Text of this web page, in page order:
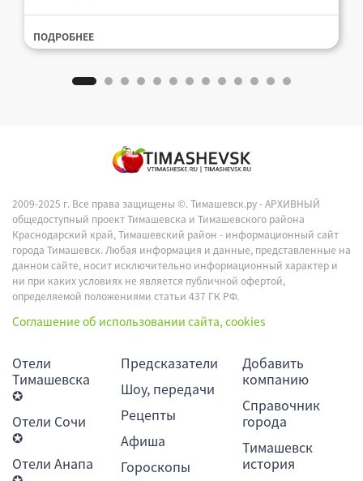
ПОДРОБНЕЕ
2009-2025 г. Все права защищены ©.Тимашевск.ру - АРХИВНЫЙ
общедоступный проект Тимашевска и Тимашевского района
Краснодарский край, Тимашевский район - информационный сайт
города Тимашевск. Любая информация и данные, представленные на
данном сайте, носит исключительно информационный характер и
ни при каких условиях не является публичной офертой,
определяемой положениями статьи 437 ГК РФ.
Соглашение об использовании сайта, cookies
Отели
Тимашевска
✪
Отели Сочи
✪
Отели Анапа
Предсказатели
Шоу, передачи
Рецепты
Афиша
Гороскопы
Добавить
компанию
Справочник
города
Тимашевск
история